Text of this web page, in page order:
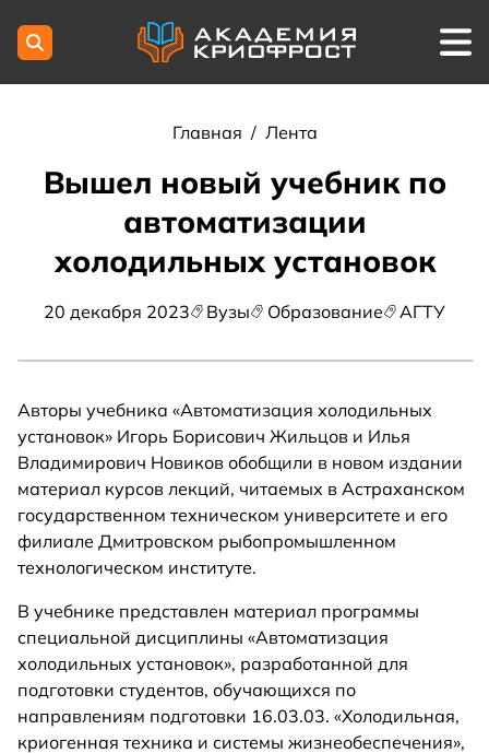
Главная / Лента
Вышел новый учебник по
автоматизации
холодильных установок
20 декабря 2023 Вузы Образование АГТУ
Авторы учебника «Автоматизация холодильных
установок» Игорь Борисович Жильцов и Илья
Владимирович Новиков обобщили в новом издании
материал курсов лекций, читаемых в Астраханском
государственном техническом университете и его
филиале Дмитровском рыбопромышленном
технологическом институте.
В учебнике представлен материал программы
специальной дисциплины «Автоматизация
холодильных установок», разработанной для
подготовки студентов, обучающихся по
направлениям подготовки 16.03.03. «Холодильная,
криогенная техника и системы жизнеобеспечения»,